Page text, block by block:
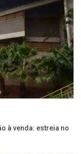
à venda: estreia no